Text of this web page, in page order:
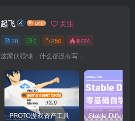
起飞 关注
28 0 250 8724
这家伙很懒，什么都没有写...
PROTO游戏资产工具